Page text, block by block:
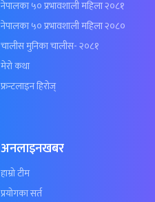
नेपालका ५० प्रभावशाली महिला २०८१
नेपालका ५० प्रभावशाली महिला २०८०
चालीस मुनिका चालीस- २०८१
मेरो कथा
फ्रन्टलाइन हिरोज्
अनलाइनखबर
हाम्रो टीम
प्रयोगका सर्त